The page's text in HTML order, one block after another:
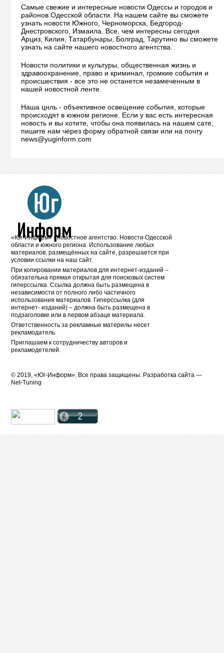
Самые свежие и интересные новости Одессы и городов и
районов Одесской области. На нашем сайте вы сможете
узнать новости Южного, Черноморска, Бедгород-
Днестровского, Измаила. Все, чем интересны сегодня
Арциз, Килия, Татарбунары, Болград, Тарутино вы сможете
узнать на сайте нашего новостного агентства.
Новости политики и культуры, общественная жизнь и
здравоохранение, право и криминал, громкие события и
происшествия - все это не останется незамеченным в
нашей новостной ленте.
Наша цнль - объективное освещение события, которые
происходят в южном регионе. Если у вас есть интересная
новость и вы хотите, чтобы она появилась на нашем сате,
пишите нам через форму обратной связи или на почту
news@yuginform.com
«Юг-Информ» - новостное агентство. Новости Одесской
области и южного региона. Использование любых
материалов, размещённых на сайте, разрешается при
условии ссылки на наш сайт.
При копировании материалов для интернет-изданий –
обязательна прямая открытая для поисковых систем
гиперссылка. Ссылка должна быть размещена в
независимости от полного либо частичного
использования материалов. Гиперссылка (для
интернет- изданий) – должна быть размещена в
подзаголовке или в первом абзаце материала.
Ответственность за рекламные материлы несет
рекламодатель.
Приглашаем к сотрудничеству авторов и
рекламодетелей.
© 2019, «Юг-Информ». Все права защищены. Разработка cайта —
Net-Tuning